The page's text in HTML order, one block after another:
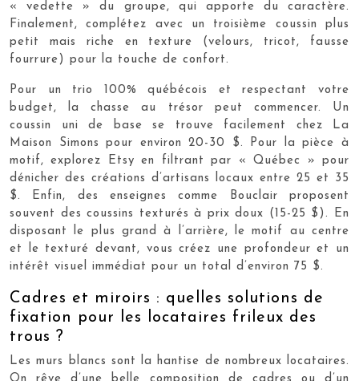
« vedette » du groupe, qui apporte du caractère.
Finalement, complétez avec un troisième coussin plus
petit mais riche en texture (velours, tricot, fausse
fourrure) pour la touche de confort.
Pour un trio 100% québécois et respectant votre
budget, la chasse au trésor peut commencer. Un
coussin uni de base se trouve facilement chez La
Maison Simons pour environ 20-30 $. Pour la pièce à
motif, explorez Etsy en filtrant par « Québec » pour
dénicher des créations d’artisans locaux entre 25 et 35
$. Enfin, des enseignes comme Bouclair proposent
souvent des coussins texturés à prix doux (15-25 $). En
disposant le plus grand à l’arrière, le motif au centre
et le texturé devant, vous créez une profondeur et un
intérêt visuel immédiat pour un total d’environ 75 $.
Cadres et miroirs : quelles solutions de
fixation pour les locataires frileux des
trous ?
Les murs blancs sont la hantise de nombreux locataires.